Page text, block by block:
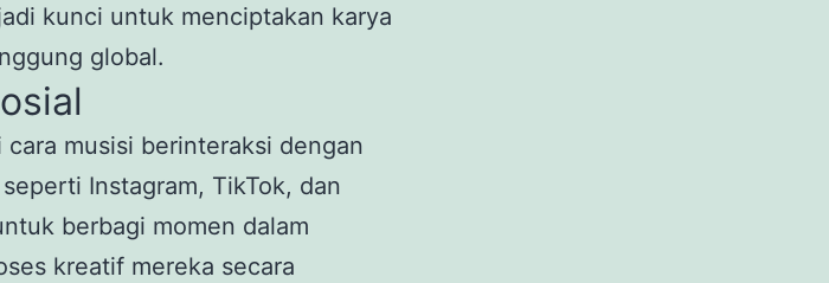
kunci untuk menciptakan karya
global.
musisi berinteraksi dengan
Instagram, TikTok, dan
berbagi momen dalam
kreatif mereka secara